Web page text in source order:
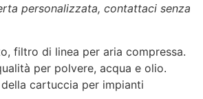
personalizzata, contattaci senza
filtro di linea per aria compressa.
per polvere, acqua e olio.
cartuccia per impianti